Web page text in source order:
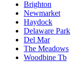
Brighton
Newmarket
Haydock
Delaware Park
Del Mar
The Meadows
Woodbine Tb